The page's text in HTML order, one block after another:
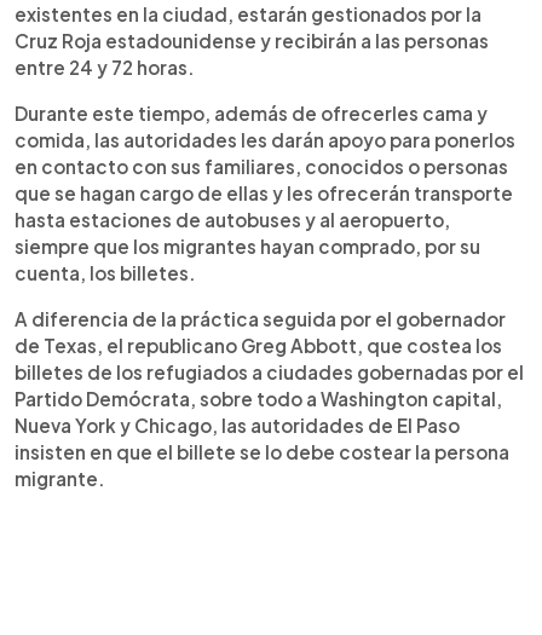
existentes en la ciudad, estarán gestionados por la
Cruz Roja estadounidense y recibirán a las personas
entre 24 y 72 horas.
Durante este tiempo, además de ofrecerles cama y
comida, las autoridades les darán apoyo para ponerlos
en contacto con sus familiares, conocidos o personas
que se hagan cargo de ellas y les ofrecerán transporte
hasta estaciones de autobuses y al aeropuerto,
siempre que los migrantes hayan comprado, por su
cuenta, los billetes.
A diferencia de la práctica seguida por el gobernador
de Texas, el republicano Greg Abbott, que costea los
billetes de los refugiados a ciudades gobernadas por el
Partido Demócrata, sobre todo a Washington capital,
Nueva York y Chicago, las autoridades de El Paso
insisten en que el billete se lo debe costear la persona
migrante.